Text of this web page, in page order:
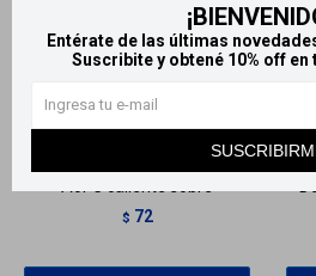
Entérate de las últimas
Suscribite y obtené 10% off
Llega en2 HS
$ 72